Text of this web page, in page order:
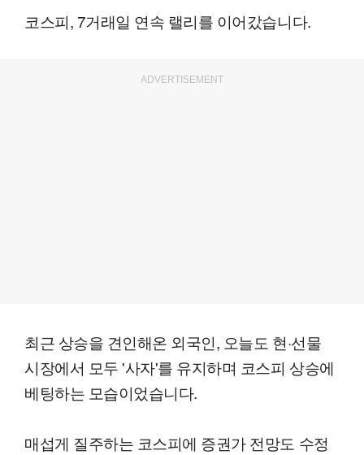
코스피, 7거래일 연속 랠리를 이어갔습니다.
ADVERTISEMENT
최근 상승을 견인해온 외국인, 오늘도 현·선물
시장에서 모두 '사자'를 유지하며 코스피 상승에
베팅하는 모습이었습니다.
매섭게 질주하는 코스피에 증권가 전망도 수정